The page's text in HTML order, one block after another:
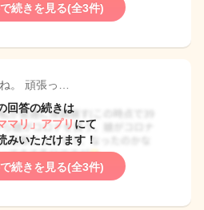
続きを見る(全3件)
。 頑張っ…
回答の続きは
マリ」アプリ にて
みいただけます！
続きを見る(全3件)